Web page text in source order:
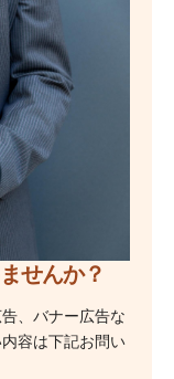
せんか？
、バナー広告な
容は下記お問い